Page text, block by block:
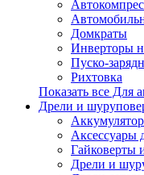
Домкраты
Инверторы
Пуско-
Рихтовка
Показать все Для
Дрели и
Аксессуары
Гайковерты
Дрели и